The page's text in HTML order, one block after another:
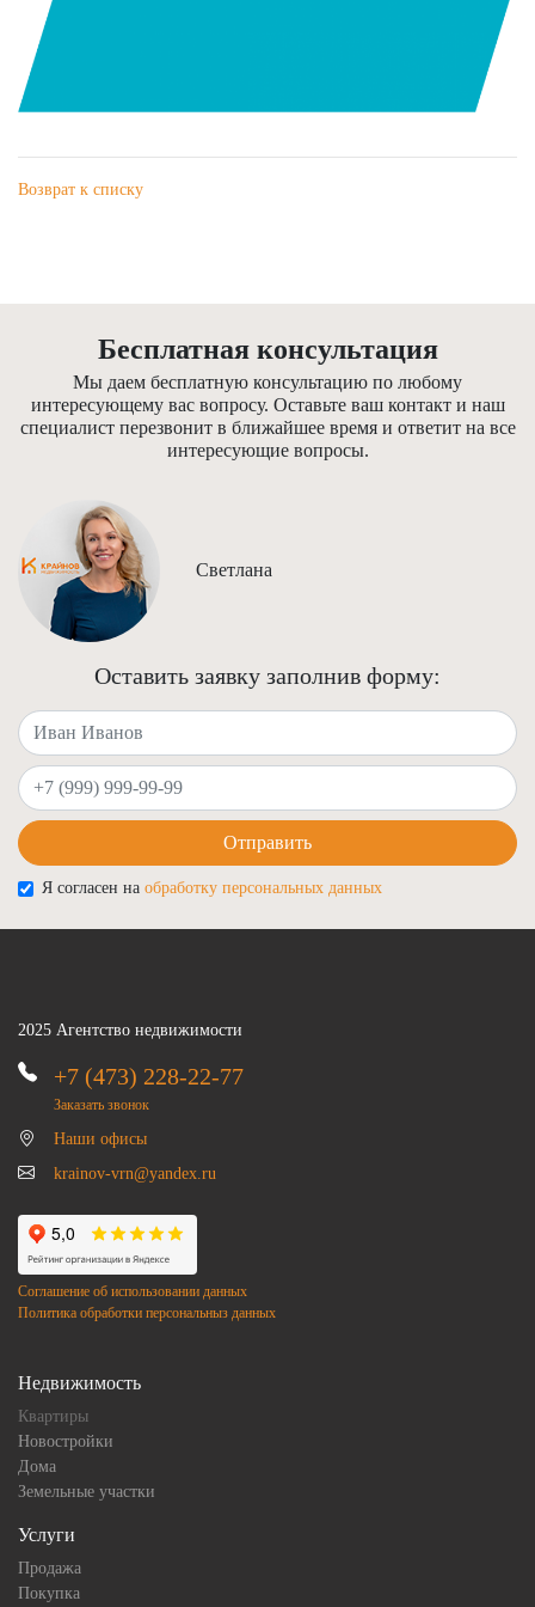
Возврат к списку
Бесплатная консультация
Мы даем бесплатную консультацию по любому
интересующему вас вопросу. Оставьте ваш контакт и наш
специалист перезвонит в ближайшее время и ответит на все
интересующие вопросы.
Светлана
Оставить заявку заполнив форму:
Ваше имя
Ваш телефон
Отправить
Я согласен на обработку персональных данных
2025 Агентство недвижимости
+7 (473) 228-22-77
Заказать звонок
Наши офисы
krainov-vrn@yandex.ru
Соглашение об использовании данных
Политика обработки персональныз данных
Недвижимость
Квартиры
Новостройки
Дома
Земельные участки
Услуги
Продажа
Покупка